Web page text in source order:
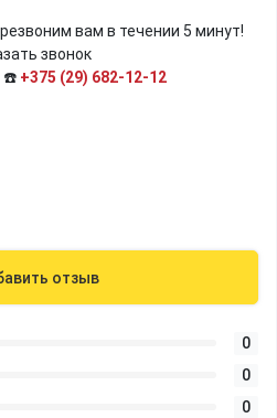
вам в течении 5 минут!
звонок
☎️ +375 (29) 682-12-12
отзыв
0
0
0